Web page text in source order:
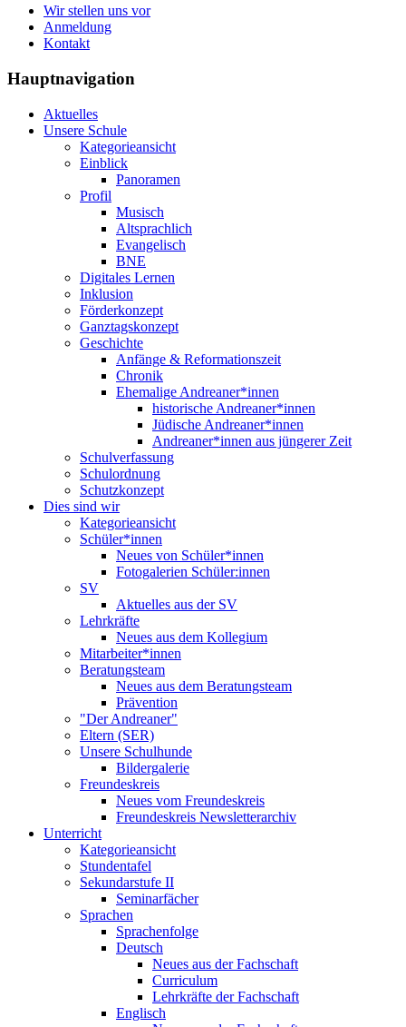
Wir stellen uns vor
Anmeldung
Kontakt
Hauptnavigation
Aktuelles
Unsere Schule
Kategorieansicht
Einblick
Panoramen
Profil
Musisch
Altsprachlich
Evangelisch
BNE
Digitales Lernen
Inklusion
Förderkonzept
Ganztagskonzept
Geschichte
Anfänge & Reformationszeit
Chronik
Ehemalige Andreaner*innen
historische Andreaner*innen
Jüdische Andreaner*innen
Andreaner*innen aus jüngerer Zeit
Schulverfassung
Schulordnung
Schutzkonzept
Dies sind wir
Kategorieansicht
Schüler*innen
Neues von Schüler*innen
Fotogalerien Schüler:innen
SV
Aktuelles aus der SV
Lehrkräfte
Neues aus dem Kollegium
Mitarbeiter*innen
Beratungsteam
Neues aus dem Beratungsteam
Prävention
"Der Andreaner"
Eltern (SER)
Unsere Schulhunde
Bildergalerie
Freundeskreis
Neues vom Freundeskreis
Freundeskreis Newsletterarchiv
Unterricht
Kategorieansicht
Stundentafel
Sekundarstufe II
Seminarfächer
Sprachen
Sprachenfolge
Deutsch
Neues aus der Fachschaft
Curriculum
Lehrkräfte der Fachschaft
Englisch